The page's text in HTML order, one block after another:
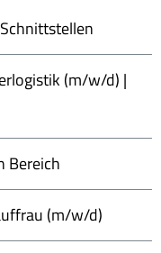
(m/w/d) |
Bereich
(m/w/d)